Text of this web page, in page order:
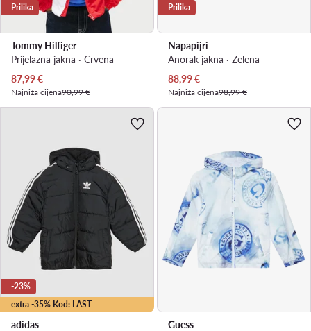
Prilika
Tommy Hilfiger
Prijelazna jakna · Crvena
Trenutna cijena
87,99€
Najniža cijena90,99 €
Prilika
Napapijri
Anorak jakna · Zelena
Trenutna cijena
88,99€
Najniža cijena98,99 €
extra -35% Kod: LAST
-23%
adidas
Guess